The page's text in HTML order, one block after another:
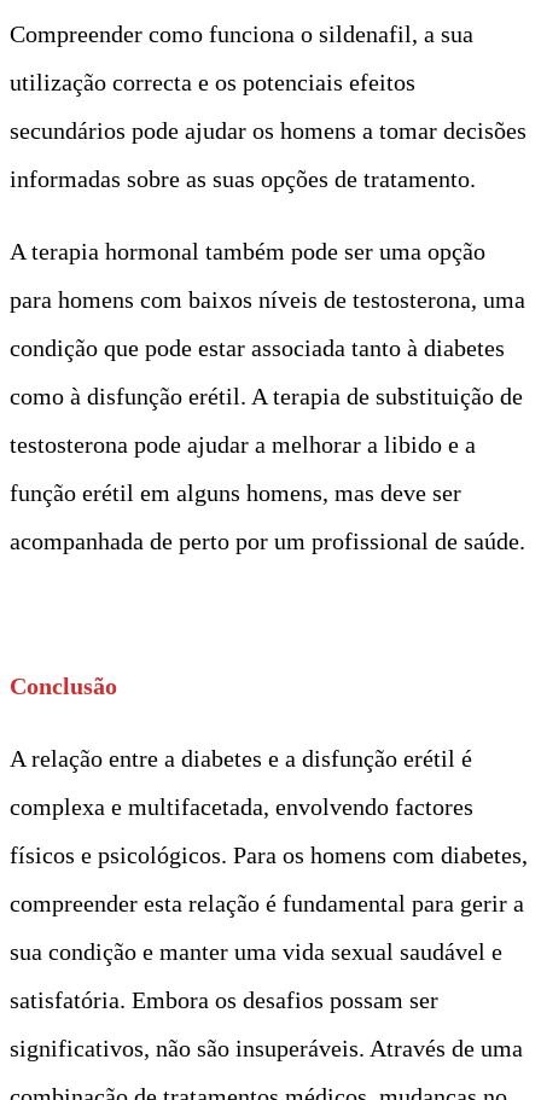
Compreender como funciona o sildenafil, a sua
utilização correcta e os potenciais efeitos
secundários pode ajudar os homens a tomar decisões
informadas sobre as suas opções de tratamento.
A terapia hormonal também pode ser uma opção
para homens com baixos níveis de testosterona, uma
condição que pode estar associada tanto à diabetes
como à disfunção erétil. A terapia de substituição de
testosterona pode ajudar a melhorar a libido e a
função erétil em alguns homens, mas deve ser
acompanhada de perto por um profissional de saúde.
Conclusão
A relação entre a diabetes e a disfunção erétil é
complexa e multifacetada, envolvendo factores
físicos e psicológicos. Para os homens com diabetes,
compreender esta relação é fundamental para gerir a
sua condição e manter uma vida sexual saudável e
satisfatória. Embora os desafios possam ser
significativos, não são insuperáveis. Através de uma